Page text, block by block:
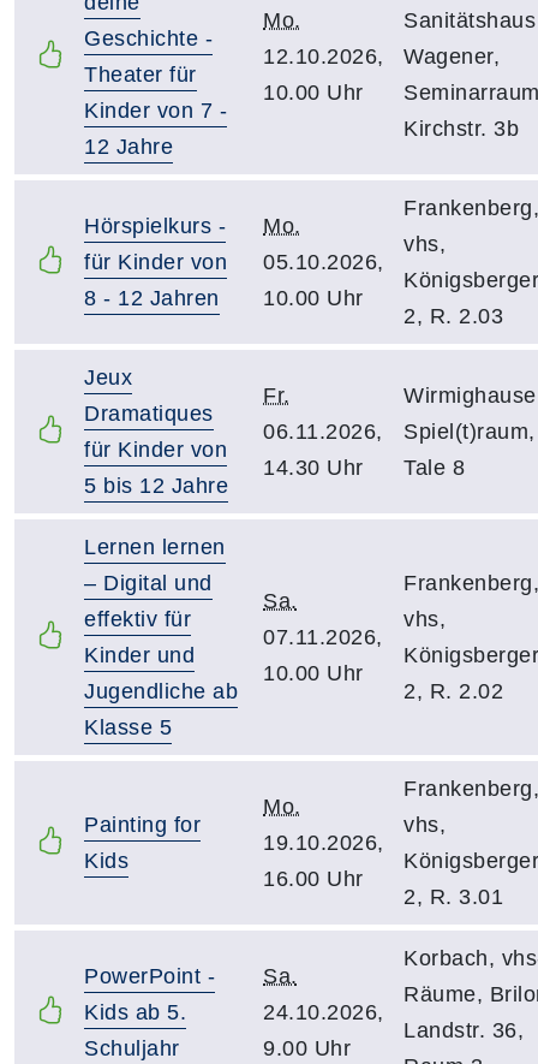
Geschichte -
Theater für
Kinder von 7 -
12 Jahre
Mo.
12.10.2026,
10.00 Uhr
Sanitätshaus
Wagener,
Kirchstr. 3b
Hörspielkurs -
für Kinder von
8 - 12 Jahren
Mo.
05.10.2026,
10.00 Uhr
Frankenberg,
vhs,
2, R. 2.03
Jeux
Dramatiques
für Kinder von
5 bis 12 Jahre
Fr.
06.11.2026,
14.30 Uhr
Tale 8
Lernen lernen
– Digital und
effektiv für
Kinder und
Jugendliche ab
Klasse 5
Sa.
07.11.2026,
10.00 Uhr
Frankenberg,
vhs,
2, R. 2.02
Painting for
Kids
Mo.
19.10.2026,
16.00 Uhr
Frankenberg,
vhs,
2, R. 3.01
PowerPoint -
Kids ab 5.
Schuljahr
Sa.
24.10.2026,
9.00 Uhr
Korbach,
Räume,
Landstr. 36,